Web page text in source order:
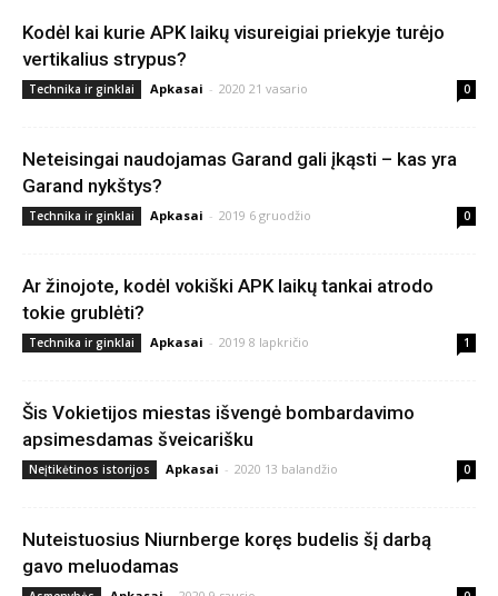
Kodėl kai kurie APK laikų visureigiai priekyje turėjo
vertikalius strypus?
Technika ir ginklai Apkasai - 2020 21 vasario 0
Neteisingai naudojamas Garand gali įkąsti – kas yra
Garand nykštys?
Technika ir ginklai Apkasai - 2019 6 gruodžio 0
Ar žinojote, kodėl vokiški APK laikų tankai atrodo
tokie grublėti?
Technika ir ginklai Apkasai - 2019 8 lapkričio 1
Šis Vokietijos miestas išvengė bombardavimo
apsimesdamas šveicarišku
Neįtikėtinos istorijos Apkasai - 2020 13 balandžio 0
Nuteistuosius Niurnberge koręs budelis šį darbą
gavo meluodamas